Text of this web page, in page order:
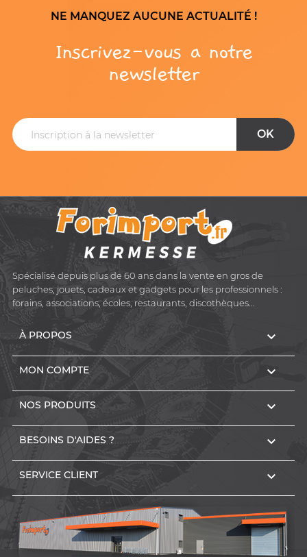
NE MANQUEZ AUCUNE ACTUALITÉ !
Inscrivez-vous a notre
newsletter
Spécialisé depuis plus de 60 ans dans la vente en gros de
peluches, jouets, cadeaux et gadgets pour les professionnels :
forains, associations, écoles, restaurants, discothèques...
À PROPOS 
MON COMPTE 
NOS PRODUITS 
BESOINS D'AIDES ? 
SERVICE CLIENT 